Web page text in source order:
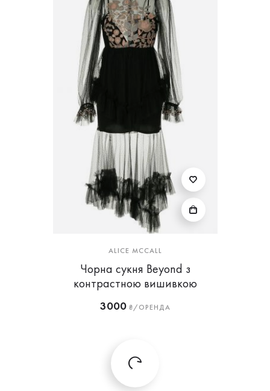
ALICE MCCALL
Чорна сукня Beyond з
контрастною вишивкою
3000₴/ОРЕНДА